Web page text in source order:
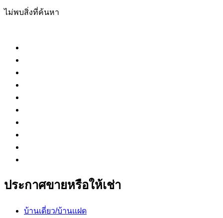
ไม่พบสิ่งที่ค้นหา
ประกาศขายหรือให้เช่า
บ้านเดี่ยว/บ้านแฝด